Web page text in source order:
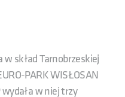
skład Tarnobrzeskiej
PARK WISŁOSAN
wydała w niej trzy